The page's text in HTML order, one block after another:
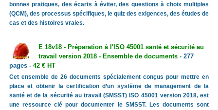
bonnes pratiques, des écarts à éviter, des questions à choix multiples
(QCM), des processus spécifiques, le quiz des exigences, des études de
cas et des histoires vraies.
E 18v18 - Préparation à l'ISO 45001 santé et sécurité au
travail version 2018 - Ensemble de documents- 277
pages - 42 € HT
Cet ensemble de 26 documents spécialement conçus pour mettre en
place et obtenir la certification d’un système de management de la
santé et de la sécurité au travail (SMSST) ISO 45001 version 2018, est
une ressource clé pour documenter le SMSST. Les documents sont